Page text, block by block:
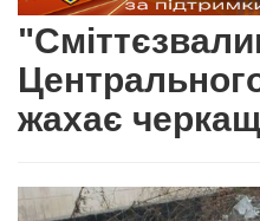
жахає